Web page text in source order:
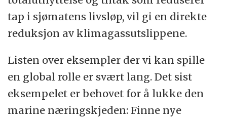
tap i sjømatens livsløp, vil gi en direkte
reduksjon av klimagassutslippene.
Listen over eksempler der vi kan spille
en global rolle er svært lang. Det sist
eksempelet er behovet for å lukke den
marine næringskjeden: Finne nye